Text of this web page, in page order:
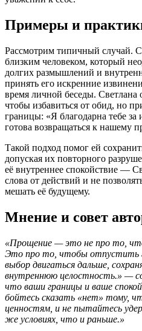
Примеры и
Рассмотрим типичный случай.
близким человеком, который
долгих размышлений и
принять его искренние
время личной беседы. Светлана
чтобы избавиться от обид, но
границы: «Я благодарна тебе за
готова возвращаться к нашему
Такой подход помог ей
допуская их повторного
её внутреннее спокойствие —
слова от действий и не
мешать её будущему.
Мнение и совет
«Прощение — это не про то,
Это про то, чтобы отпустить
выбор двигаться дальше,
внутреннюю целостность.» —
что ваши границы и ваше
бойтесь сказать «нет» тому,
ценностям, и не пытайтесь
же условиях, что и раньше.»